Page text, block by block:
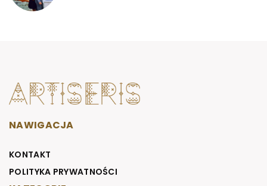
NAWIGACJA
KONTAKT
POLITYKA PRYWATNOŚCI